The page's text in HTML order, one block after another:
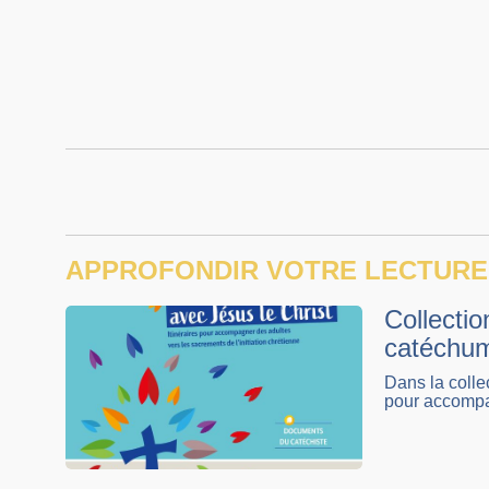
APPROFONDIR VOTRE LECTURE
Dans la
pour